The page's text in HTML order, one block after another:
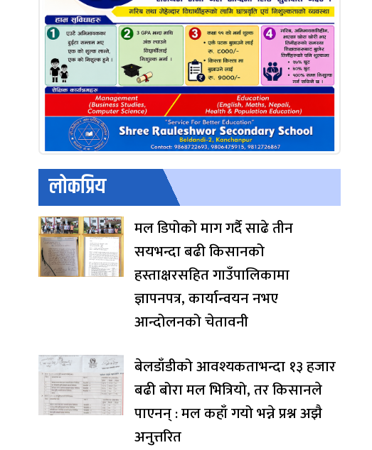
लोकप्रिय
मल डिपोको माग गर्दै साढे तीन
सयभन्दा बढी किसानको
हस्ताक्षरसहित गाउँपालिकामा
ज्ञापनपत्र, कार्यान्वयन नभए
आन्दोलनको चेतावनी
बेलडाँडीको आवश्यकताभन्दा १३ हजार
बढी बोरा मल भित्रियो, तर किसानले
पाएनन् : मल कहाँ गयो भन्ने प्रश्न अझै
अनुत्तरित